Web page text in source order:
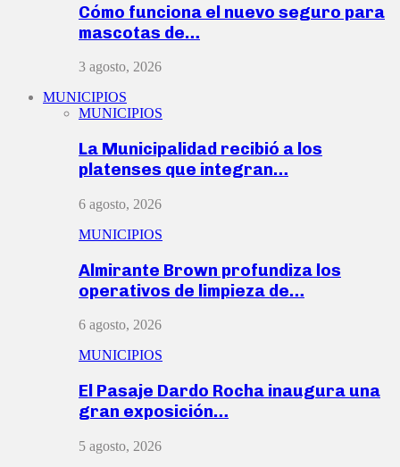
Cómo funciona el nuevo seguro para
mascotas de…
3 agosto, 2026
MUNICIPIOS
MUNICIPIOS
La Municipalidad recibió a los
platenses que integran…
6 agosto, 2026
MUNICIPIOS
Almirante Brown profundiza los
operativos de limpieza de…
6 agosto, 2026
MUNICIPIOS
El Pasaje Dardo Rocha inaugura una
gran exposición…
5 agosto, 2026